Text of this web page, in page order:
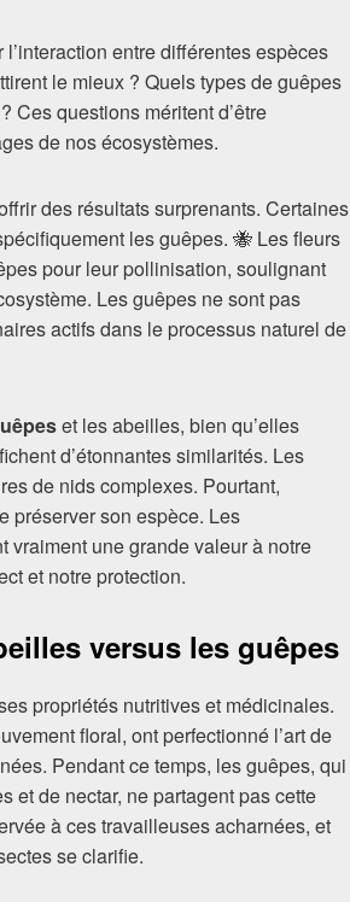
entre différentes espèces
le mieux ? Quels types de guêpes
Ces questions méritent d’être
de nos écosystèmes.
des résultats surprenants. Certaines
les guêpes. 🐝 Les fleurs
pour leur pollinisation, soulignant
Les guêpes ne sont pas
actifs dans le processus naturel de
et les abeilles, bien qu’elles
d’étonnantes similarités. Les
de nids complexes. Pourtant,
préserver son espèce. Les
vraiment une grande valeur à notre
et notre protection.
versus les guêpes
propriétés nutritives et médicinales.
floral, ont perfectionné l’art de
Pendant ce temps, les guêpes, qui
et de nectar, ne partagent pas cette
à ces travailleuses acharnées, et
se clarifie.